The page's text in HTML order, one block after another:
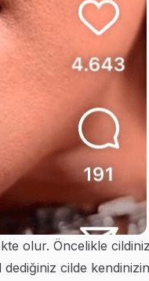
olur. Öncelikle
cilde